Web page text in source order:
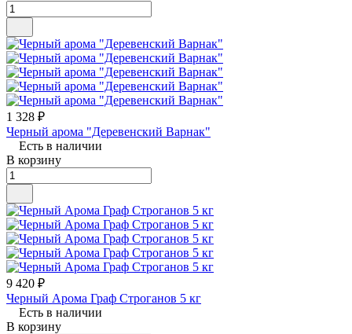
1 328 ₽
Черный арома "Деревенский Варнак"
Есть в наличии
В корзину
9 420 ₽
Черный Арома Граф Строганов 5 кг
Есть в наличии
В корзину